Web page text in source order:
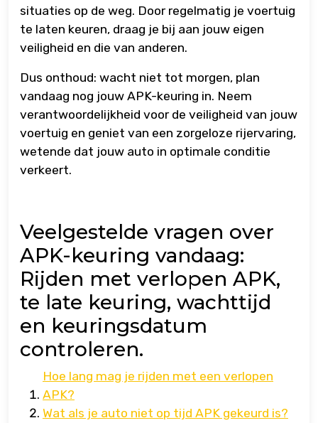
situaties op de weg. Door regelmatig je voertuig
te laten keuren, draag je bij aan jouw eigen
veiligheid en die van anderen.
Dus onthoud: wacht niet tot morgen, plan
vandaag nog jouw APK-keuring in. Neem
verantwoordelijkheid voor de veiligheid van jouw
voertuig en geniet van een zorgeloze rijervaring,
wetende dat jouw auto in optimale conditie
verkeert.
Veelgestelde vragen over
APK-keuring vandaag:
Rijden met verlopen APK,
te late keuring, wachttijd
en keuringsdatum
controleren.
Hoe lang mag je rijden met een verlopen
APK?
Wat als je auto niet op tijd APK gekeurd is?